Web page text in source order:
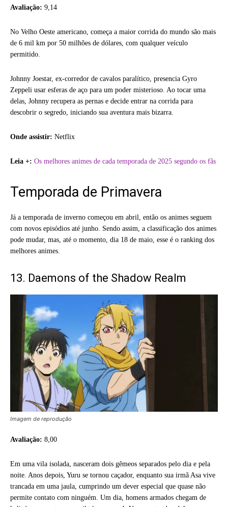
Avaliação: 9,14
No Velho Oeste americano, começa a maior corrida do mundo são mais
de 6 mil km por 50 milhões de dólares, com qualquer veículo
permitido.
Johnny Joestar, ex-corredor de cavalos paralítico, presencia Gyro
Zeppeli usar esferas de aço para um poder misterioso. Ao tocar uma
delas, Johnny recupera as pernas e decide entrar na corrida para
descobrir o segredo, iniciando sua aventura mais bizarra.
Onde assistir: Netflix
Leia +: Os melhores animes de cada temporada de 2025 segundo os fãs
Temporada de Primavera
Já a temporada de inverno começou em abril, então os animes seguem
com novos episódios até junho. Sendo assim, a classificação dos animes
pode mudar, mas, até o momento, dia 18 de maio, esse é o ranking dos
melhores animes.
13. Daemons of the Shadow Realm
Imagem de reprodução
Avaliação: 8,00
Em uma vila isolada, nasceram dois gêmeos separados pelo dia e pela
noite. Anos depois, Yuru se tornou caçador, enquanto sua irmã Asa vive
trancada em uma jaula, cumprindo um dever especial que quase não
permite contato com ninguém. Um dia, homens armados chegam de